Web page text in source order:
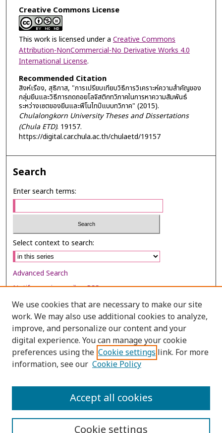
Creative Commons License
This work is licensed under a Creative Commons
Attribution-NonCommercial-No Derivative Works 4.0
International License.
Recommended Citation
สิงห์เรือง, สุธิภาส, "การเปรียบเทียบวิธีการวิเคราะห์ความสำคัญของ
กลุ่มยีนและวิธีการถดถอยโลจิสติกทวิภาคในการหาความสัมพันธ์
ระหว่างเซตของยีนและฟีโนไทป์แบบทวิภาค" (2015).
Chulalongkorn University Theses and Dissertations
(Chula ETD). 19157.
https://digital.car.chula.ac.th/chulaetd/19157
Search
Enter search terms:
Select context to search:
Advanced Search
Notify me via email orRSS
Browse
Collections
Disciplines
Authors
We use cookies that are necessary to make our site
work. We may also use additional cookies to analyze,
improve, and personalize our content and your
digital experience. You can manage your cookie
preferences using the Cookie settings link. For more
information, see our Cookie Policy
Cookie settings
Accept all cookies